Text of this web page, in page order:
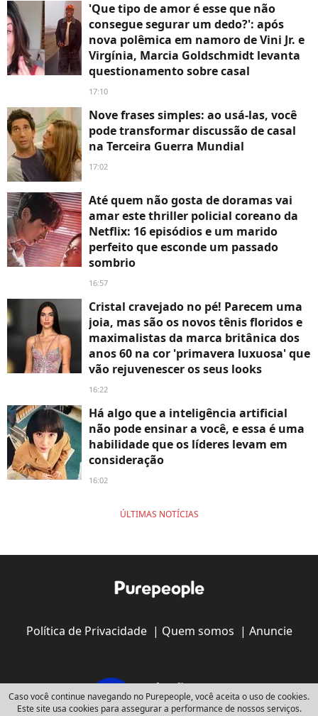
'Que tipo de amor é esse que não
consegue segurar um dedo?': após
nova polêmica em namoro de Vini Jr. e
Virgínia, Marcia Goldschmidt levanta
questionamento sobre casal
17:10
Nove frases simples: ao usá-las, você
pode transformar discussão de casal
na Terceira Guerra Mundial
17:02
Até quem não gosta de doramas vai
amar este thriller policial coreano da
Netflix: 16 episódios e um marido
perfeito que esconde um passado
sombrio
16:57
Cristal cravejado no pé! Parecem uma
joia, mas são os novos tênis floridos e
maximalistas da marca britânica dos
anos 60 na cor 'primavera luxuosa' que
vão rejuvenescer os seus looks
16:22
Há algo que a inteligência artificial
não pode ensinar a você, e essa é uma
habilidade que os líderes levam em
consideração
16:02
ÚLTIMAS NOTÍCIAS
Política de Privacidade| Quem somos | Anuncie
Caso você continue navegando no Purepeople, você aceita o uso de cookies.
Este site usa cookies para assegurar a performance de nossos serviços.